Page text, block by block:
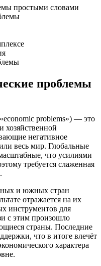
простыми словами
проблемы
problems») — это
хозяйственной
негативное
весь мир. Глобальные
что усилиями
требуется слаженная
и южных стран
отражается на их
инструментов для
с этим произошло
страны. Последние
что в итоге влечёт
характера